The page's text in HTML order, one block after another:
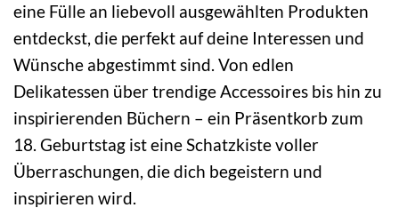
eine Fülle an liebevoll ausgewählten Produkten
entdeckst, die perfekt auf deine Interessen und
Wünsche abgestimmt sind. Von edlen
Delikatessen über trendige Accessoires bis hin zu
inspirierenden Büchern – ein Präsentkorb zum
18. Geburtstag ist eine Schatzkiste voller
Überraschungen, die dich begeistern und
inspirieren wird.